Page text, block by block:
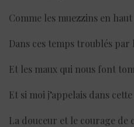
Comme les muezzins en
Dans ces temps troublés par
Et les maux qui nous font
Et si moi j’appelais dans
La douceur et le courage de